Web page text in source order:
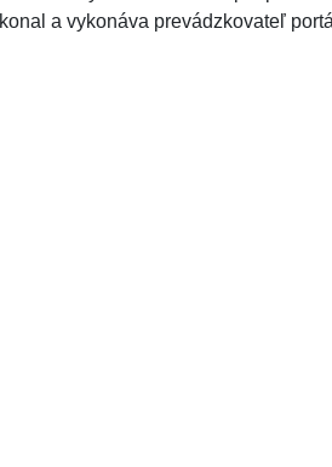
a vykonáva prevádzkovateľ